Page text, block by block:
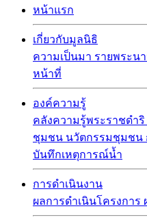
หน้าแรก
เกี่ยวกับมูลนิธิ
ความเป็นมา รายพระน
หน้าที่
องค์ความรู้
คลังความรู้พระราชดำริ
ชุมชน นวัตกรรมชุมชน
บันทึกเหตุการณ์น้ำ
การดำเนินงาน
ผลการดำเนินโครงการ